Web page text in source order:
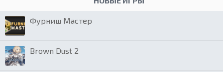
Фурниш Мастер
Brown Dust 2